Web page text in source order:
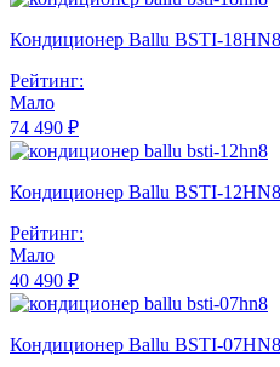
Кондиционер Ballu BSTI-18HN8
Рейтинг:
Мало
74 490 ₽
Кондиционер Ballu BSTI-12HN8
Рейтинг:
Мало
40 490 ₽
Кондиционер Ballu BSTI-07HN8